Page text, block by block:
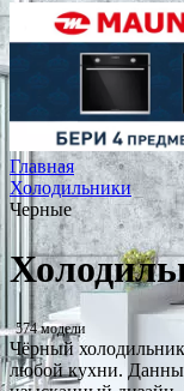
Главная
Холодильники
Черные
574 модели
Чёрный
любой кухни.